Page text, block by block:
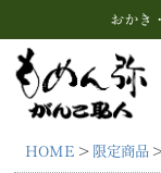
おかき
HOME 限定商品